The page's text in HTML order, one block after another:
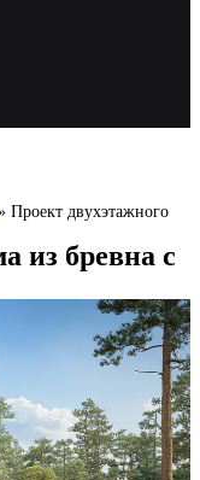
Проект двухэтажного
из бревна с